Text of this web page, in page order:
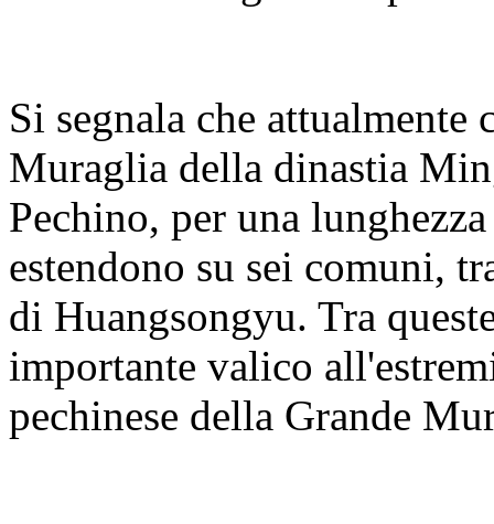
Si segnala che
Muraglia della dinastia
Pechino, per una
estendono su sei comuni,
di Huangsongyu. Tra
importante valico
pechinese della Grande